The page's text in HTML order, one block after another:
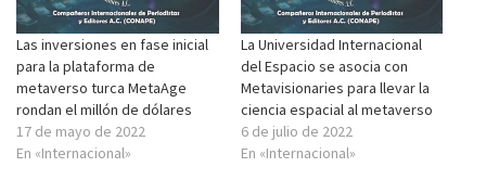
Las inversiones en fase inicial
para la plataforma de
metaverso turca MetaAge
rondan el millón de dólares
17 de mayo de 2022
En «Internacional»
La Universidad Internacional
del Espacio se asocia con
Metavisionaries para llevar la
ciencia espacial al metaverso
6 de julio de 2022
En «Internacional»